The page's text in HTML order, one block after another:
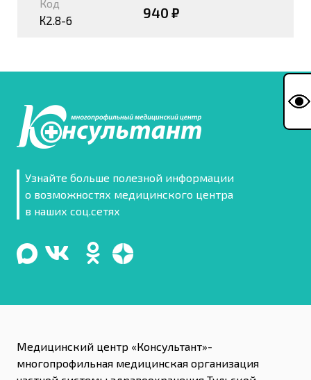
Код
К2.8-6 940 ₽
Узнайте больше полезной информации
о возможностях медицинского центра
в наших соц.сетях
Медицинский центр «Консультант»-
многопрофильная медицинская организация